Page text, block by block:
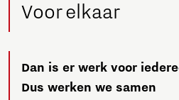
Voor elkaar
Dan is er werk voor
Dus werken we samen